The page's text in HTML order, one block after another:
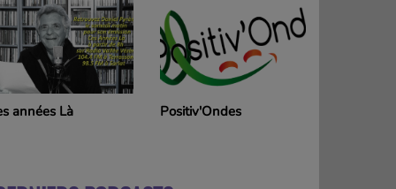
années Là Positiv'Ondes